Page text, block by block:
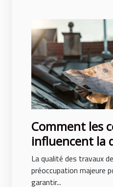
Comment les
influencent la
travaux de
La qualité des travaux
préoccupation majeure
garantir...